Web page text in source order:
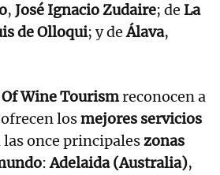
, José Ignacio Zudaire; de La
de Olloqui; y deÁlava,
Wine Tourismreconocen a
losmejores servicios
las once principaleszonas
:Adelaida (Australia),